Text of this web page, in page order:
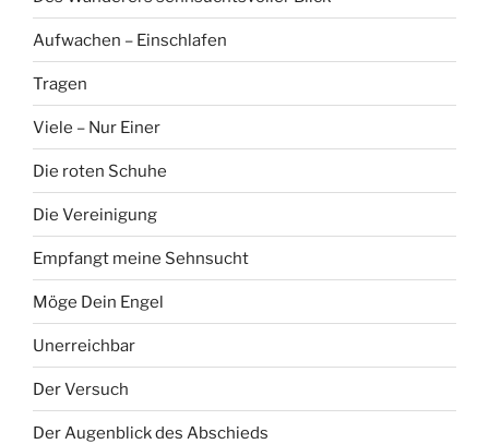
Aufwachen – Einschlafen
Tragen
Viele – Nur Einer
Die roten Schuhe
Die Vereinigung
Empfangt meine Sehnsucht
Möge Dein Engel
Unerreichbar
Der Versuch
Der Augenblick des Abschieds